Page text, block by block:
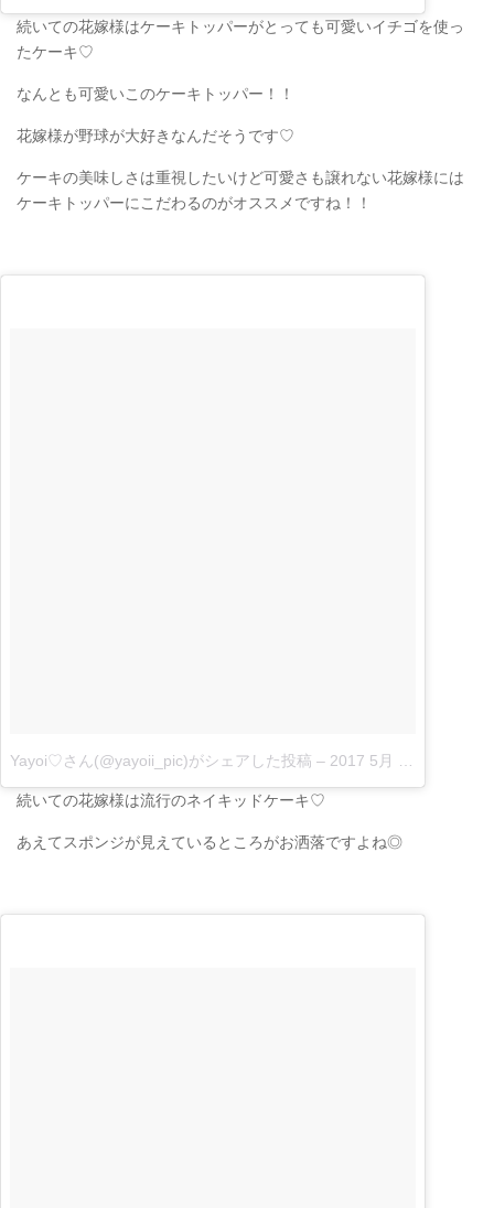
続いての花嫁様はケーキトッパーがとっても可愛いイチゴを使っ
たケーキ♡
なんとも可愛いこのケーキトッパー！！
花嫁様が野球が大好きなんだそうです♡
ケーキの美味しさは重視したいけど可愛さも譲れない花嫁様には
ケーキトッパーにこだわるのがオススメですね！！
Yayoi♡さん(@yayoii_pic)がシェアした投稿 – 2017 5月 10 9:42午前 PDT|
続いての花嫁様は流行のネイキッドケーキ♡
あえてスポンジが見えているところがお洒落ですよね◎